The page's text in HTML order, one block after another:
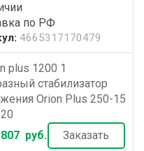
по РФ
4665317170479
стабилизатор
Orion Plus 250-15
руб.
Заказать